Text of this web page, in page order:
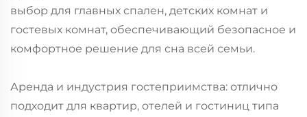
выбор для главных спален, детских комнат и
гостевых комнат, обеспечивающий безопасное и
комфортное решение для сна всей семьи.
Аренда и индустрия гостеприимства: отлично
подходит для квартир, отелей и гостиниц типа